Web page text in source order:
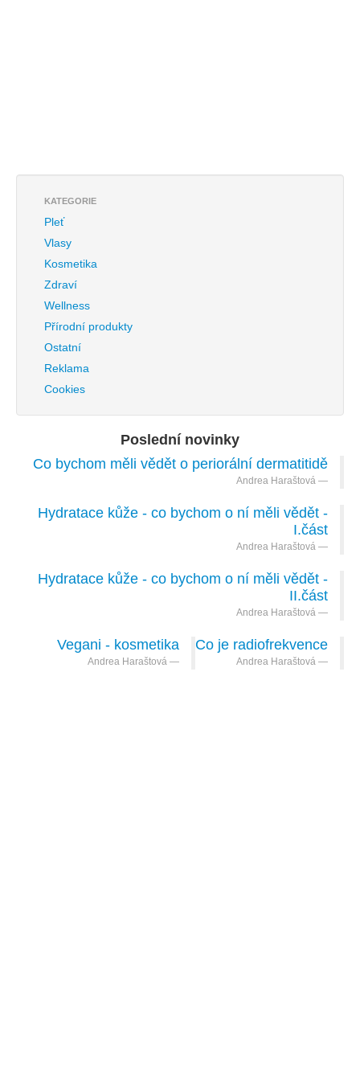
KATEGORIE
Pleť
Vlasy
Kosmetika
Zdraví
Wellness
Přírodní produkty
Ostatní
Reklama
Cookies
Poslední novinky
Co bychom měli vědět o periorální dermatitidě
Andrea Haraštová
Hydratace kůže - co bychom o ní měli vědět -
I.část
Andrea Haraštová
Hydratace kůže - co bychom o ní měli vědět -
II.část
Andrea Haraštová
Co je radiofrekvence
Andrea Haraštová
Vegani - kosmetika
Andrea Haraštová